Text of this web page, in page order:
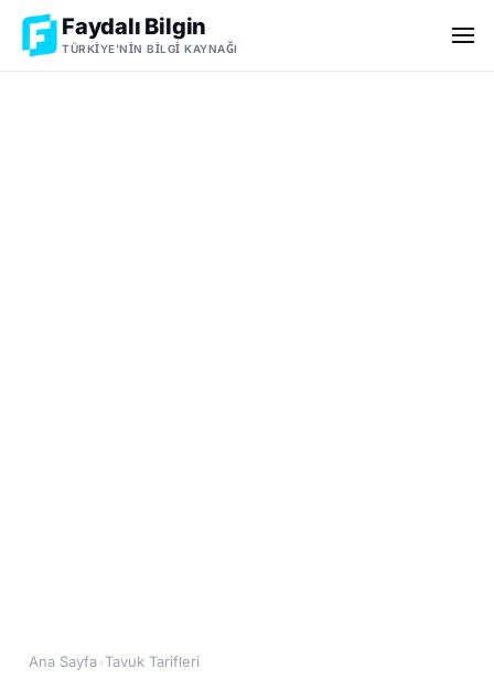
Faydalı Bilgin
TÜRKIYE'NIN BILGI KAYNAĞI
Ana Sayfa ›Tavuk Tarifleri